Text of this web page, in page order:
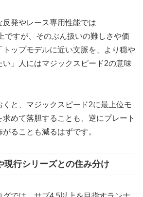
反発やレース専用性能では
ですが、そのぶん扱いの難しさや価
トップモデルに近い文脈を、より穏や
い」人にはマジックスピード2の意味
くと、マジックスピード2に最上位モ
めて落胆することも、逆にプレート
ることも減るはずです。
現行シリーズとの住み分け